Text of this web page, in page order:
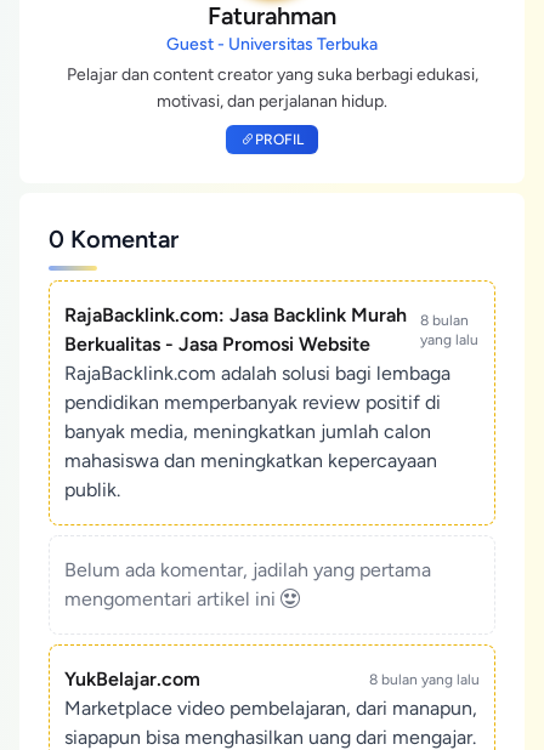
Faturahman
Guest - Universitas Terbuka
Pelajar dan content creator yang suka berbagi edukasi,
motivasi, dan perjalanan hidup.
PROFIL
0 Komentar
RajaBacklink.com: Jasa Backlink Murah
Berkualitas - Jasa Promosi Website
8 bulan
yang lalu
RajaBacklink.com adalah solusi bagi lembaga
pendidikan memperbanyak review positif di
banyak media, meningkatkan jumlah calon
mahasiswa dan meningkatkan kepercayaan
publik.
Belum ada komentar, jadilah yang pertama
mengomentari artikel ini
YukBelajar.com 8 bulan yang lalu
Marketplace video pembelajaran, dari manapun,
siapapun bisa menghasilkan uang dari mengajar.